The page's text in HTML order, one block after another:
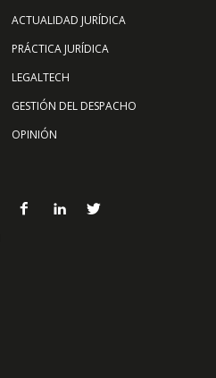
ACTUALIDAD JURÍDICA
PRÁCTICA JURÍDICA
LEGALTECH
GESTIÓN DEL DESPACHO
OPINIÓN